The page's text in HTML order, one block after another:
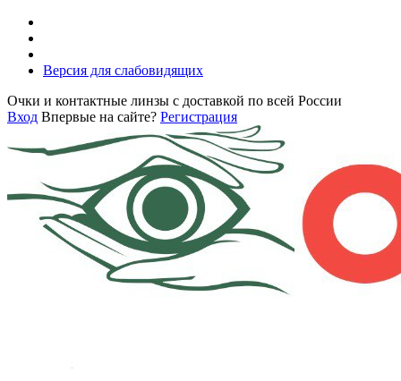
Версия для слабовидящих
Очки и контактные линзы с доставкой по всей России
Вход Впервые на сайте? Регистрация